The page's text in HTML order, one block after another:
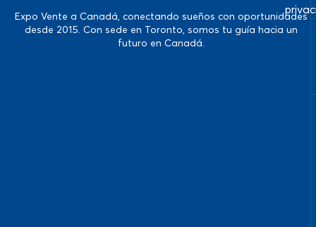
Expo Vente a Canadá, conectando sueños con oportunidades
desde 2015. Con sede en Toronto, somos tu guía hacia un
futuro en Canadá.